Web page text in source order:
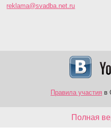
reklama@svadba.net.ru
Правила участия в
Полная